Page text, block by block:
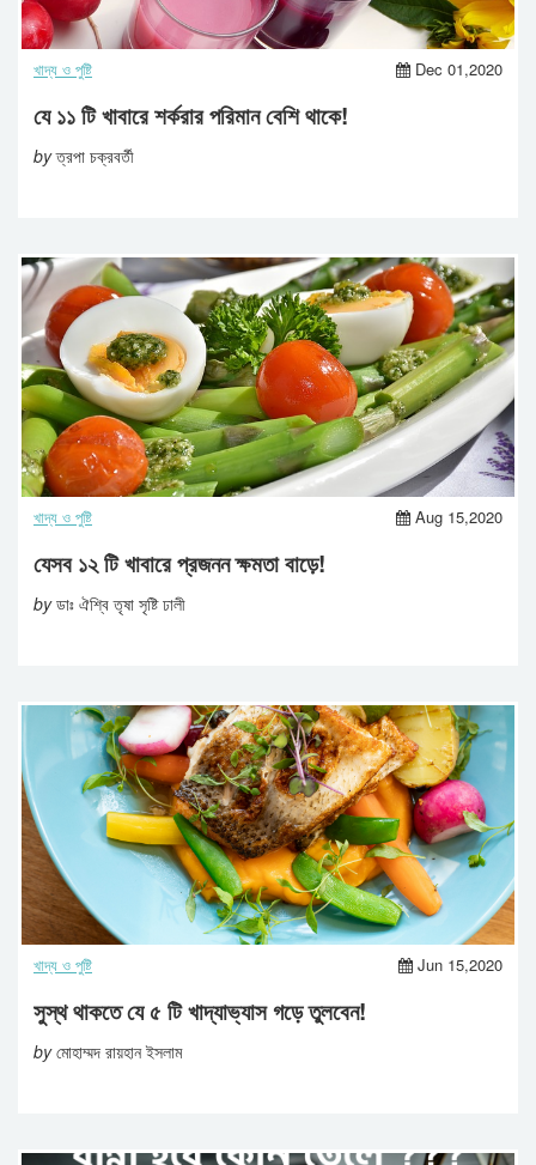
খাদ্য ও পুষ্টি Dec 01,2020
যে ১১ টি খাবারে শর্করার পরিমান বেশি থাকে!
byত্রপা চক্রবর্তী
খাদ্য ও পুষ্টি Aug 15,2020
যেসব ১২ টি খাবারে প্রজনন ক্ষমতা বাড়ে!
byডাঃ ঐশ্বি তৃষা সৃষ্টি ঢালী
খাদ্য ও পুষ্টি Jun 15,2020
সুস্থ থাকতে যে ৫ টি খাদ্যাভ্যাস গড়ে তুলবেন!
byমোহাম্মদ রায়হান ইসলাম